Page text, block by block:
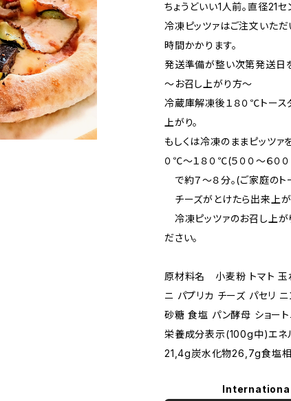
ちょうどいい1人前。直径21セ
冷凍ピッツァはご注文いた
時間かかります。
発送準備が整い次第発送日
～お召し上がり方～
冷蔵庫解凍後１８０℃トース
上がり。
もしくは冷凍のままピッツァ
０℃～１８０℃(５００～６
で約７～８分。(ご家庭の
チーズがとけたら出来上が
冷凍ピッツァのお召し上が
ださい。
原材料名 小麦粉 トマト 玉
ニ パプリカ チーズ パセリ
砂糖 食塩 パン酵母 ショート
栄養成分表示(100g中)エ
21,4g炭水化物26,7g食塩